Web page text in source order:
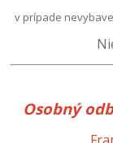
v prípade
Osobný